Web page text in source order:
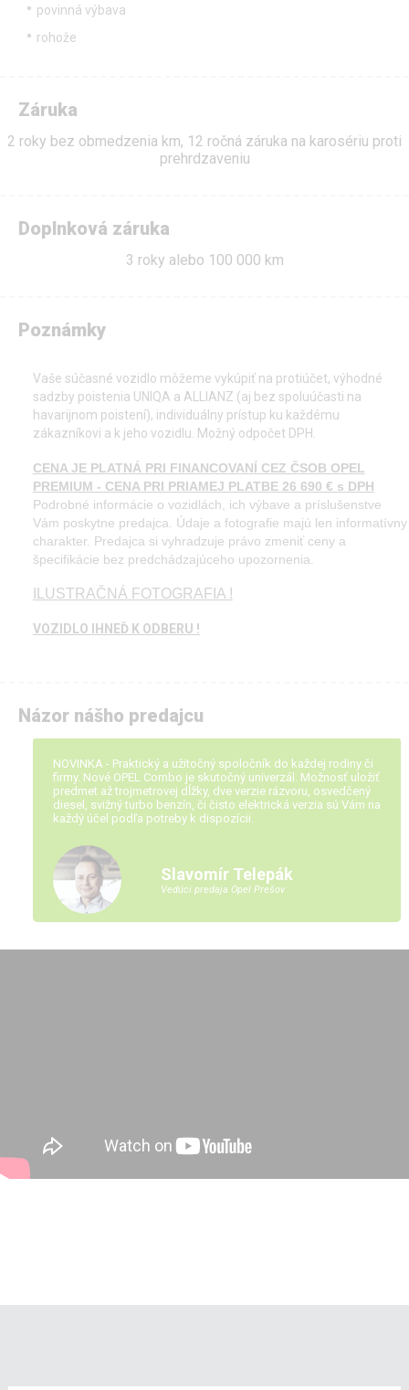
povinná výbava
rohože
Záruka
2 roky bez obmedzenia km, 12 ročná záruka na karosériu proti
prehrdzaveniu
Doplnková záruka
3 roky alebo 100 000 km
Poznámky
Vaše súčasné vozidlo môžeme vykúpiť na protiúčet, výhodné
sadzby poistenia UNIQA a ALLIANZ (aj bez spoluúčasti na
havarijnom poistení), individuálny prístup ku každému
zákazníkovi a k jeho vozidlu. Možný odpočet DPH.
CENA JE PLATNÁ PRI FINANCOVANÍ CEZ ČSOB OPEL
PREMIUM - CENA PRI PRIAMEJ PLATBE 26 690 € s DPH
Podrobné informácie o vozidlách, ich výbave a príslušenstve
Vám poskytne predajca. Údaje a fotografie majú len informatívny
charakter. Predajca si vyhradzuje právo zmeniť ceny a
špecifikácie bez predchádzajúceho upozornenia.
ILUSTRAČNÁ FOTOGRAFIA !
VOZIDLO IHNEĎ K ODBERU !
Názor nášho predajcu
NOVINKA - Praktický a užitočný spoločník do každej rodiny či
firmy. Nové OPEL Combo je skutočný univerzál. Možnosť uložiť
predmet až trojmetrovej dĺžky, dve verzie rázvoru, osvedčený
diesel, svižný turbo benzín, či čisto elektrická verzia sú Vám na
každý účel podľa potreby k dispozícii.
Slavomír Telepák
Vedúci predaja Opel Prešov